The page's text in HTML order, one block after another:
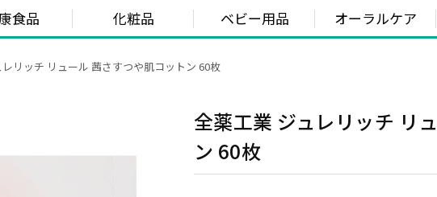
食品 化粧品 ベビー用品 オーラルケア
リッチ リュール 茜さすつや肌コットン 60枚
全薬工業 ジュレリッチ リ
ン 60枚